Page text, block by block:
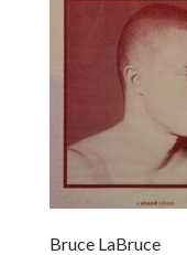
Bruce LaBruce